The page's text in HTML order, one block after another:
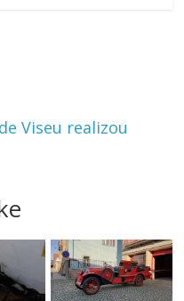
Viseu realizou